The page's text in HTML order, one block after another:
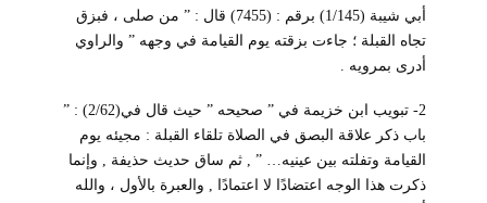
أبي شيبة (1/145) برقم : (7455) قال : ” من صلى ، فبزق
تجاه القبلة ؛ جاءت بزقته يوم القيامة في وجهه ” والراوي
أدرى بمرويه .
2- تبويب ابن خزيمة في ” صحيحه ” حيث قال في(2/62) : ”
باب ذكر علاقة البصق في الصلاة تلقاء القبلة : مجيئه يوم
القيامة وتفلته بين عينيه… ” , ثم ساق حديث حذيفة , وإنما
ذكرت هذا الوجه اعتضادًا لا اعتمادًا , والعبرة بالأول ، والله